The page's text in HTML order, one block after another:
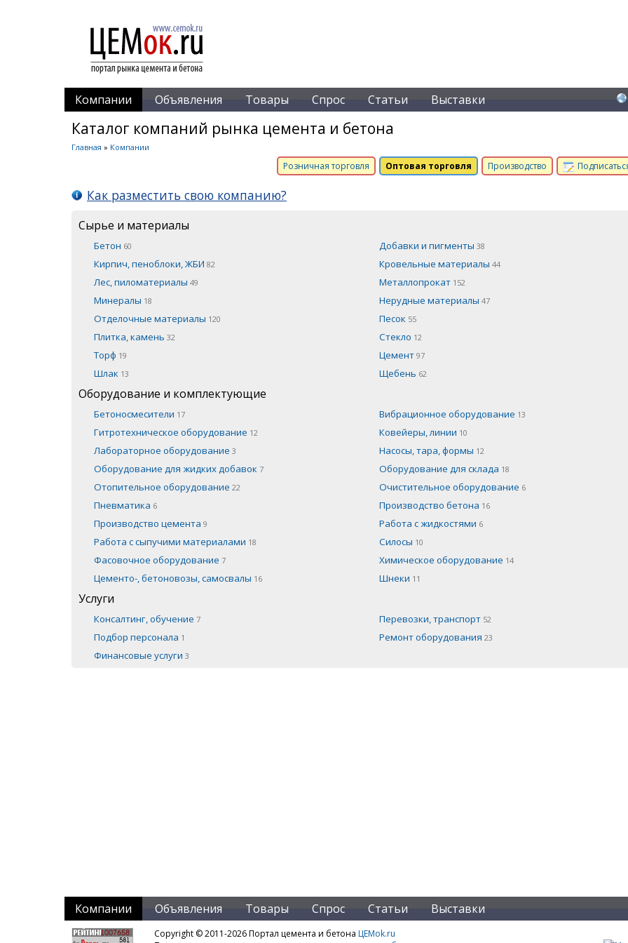
Компании Объявления Товары Спрос Статьи Выставки
Каталог компаний рынка цемента и бетона
Главная » Компании
Розничная торговля Оптовая торговля Производство
Как разместить свою компанию?
Сырье и материалы
Бетон 60 Добавки и пигменты 38
Кирпич, пеноблоки, ЖБИ 82 Кровельные материалы 44
Лес, пиломатериалы 49 Металлопрокат 152
Минералы 18 Нерудные материалы 47
Отделочные материалы 120 Песок 55
Плитка, камень 32 Стекло 12
Торф 19 Цемент 97
Шлак 13 Щебень 62
Оборудование и комплектующие
Бетоносмесители 17 Вибрационное оборудование 13
Гитротехническое оборудование 12 Ковейеры, линии 10
Лабораторное оборудование 3 Насосы, тара, формы 12
Оборудование для жидких добавок 7 Оборудование для склада 18
Отопительное оборудование 22 Очистительное оборудование 6
Пневматика 6 Производство бетона 16
Производство цемента 9 Работа с жидкостями 6
Работа с сыпучими материалами 18 Силосы 10
Фасовочное оборудование 7 Химическое оборудование 14
Цементо-, бетоновозы, самосвалы 16 Шнеки 11
Услуги
Консалтинг, обучение 7 Перевозки, транспорт 52
Подбор персонала 1 Ремонт оборудования 23
Финансовые услуги 3
Компании Объявления Товары Спрос Статьи Выставки
Copyright © 2011-2026 Портал цемента и бетона ЦЕМok.ru